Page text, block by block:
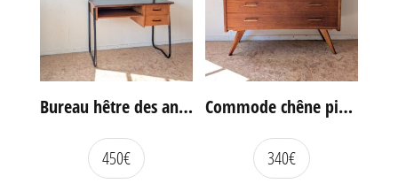
Bureau hêtre des années 60
450€
Commode chêne pieds compas vintage
340€